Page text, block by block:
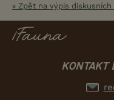
« Zpět na výpis diskusních
KONTAKT